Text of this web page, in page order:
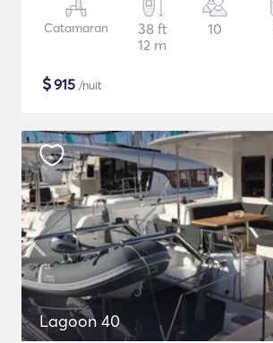
Catamaran
38 ft
12 m
10
$915 /nuit
Lagoon 40